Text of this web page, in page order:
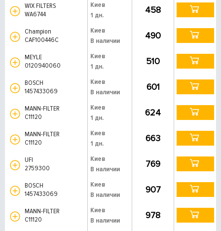
WIX FILTERS
WA6744
Киев
1 дн.
458
Champion
CAF100446C
Киев
В наличии
490
MEYLE
0120940060
Киев
1 дн.
510
BOSCH
1457433069
Киев
В наличии
601
MANN-FILTER
C11120
Киев
1 дн.
624
MANN-FILTER
C11120
Киев
1 дн.
663
UFI
2759300
Киев
В наличии
769
BOSCH
1457433069
Киев
В наличии
907
MANN-FILTER
C11120
Киев
В наличии
978